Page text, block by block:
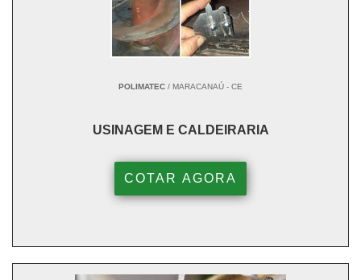
POLIMATEC / MARACANAÚ - CE
USINAGEM E CALDEIRARIA
COTAR AGORA